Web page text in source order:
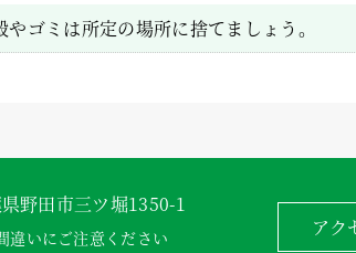
ゴミは所定の場所に捨てましょう。
野田市三ツ堀1350-1
いにご注意ください アク